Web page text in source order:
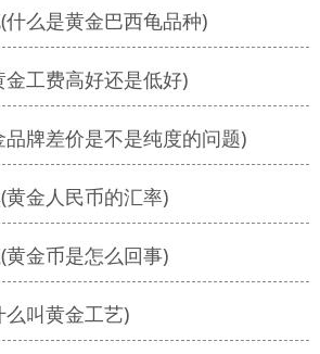
么是黄金巴西龟品种)
工费高好还是低好)
牌差价是不是纯度的问题)
金人民币的汇率)
金币是怎么回事)
叫黄金工艺)